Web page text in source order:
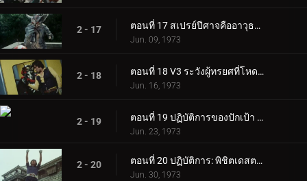
2 - 17 ตอนที่ 17 สเปรย์ปีศาจคืออาวุธของยมทูต
Jun. 09, 1973
2 - 18 ตอนที่ 18 V3 ระวังผู้ทรยศที่โหดเหี้ยม!
Jun. 16, 1973
2 - 19 ตอนที่ 19 ปฏิบัติการของปักเป้า อาปาเช่: ตอร์ปิโด!!
Jun. 23, 1973
2 - 20 ตอนที่ 20 ปฏิบัติการ: พิชิตเดสตรอน ชิโกกุ
Jun. 30, 1973